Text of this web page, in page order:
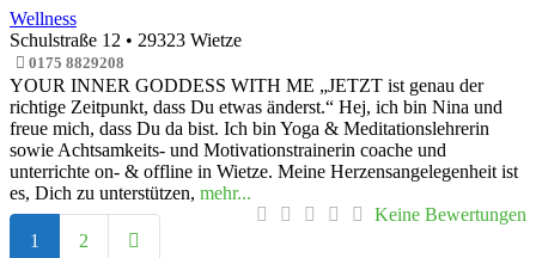
Wellness
Schulstraße 12 • 29323 Wietze
0175 8829208
YOUR INNER GODDESS WITH ME „JETZT ist genau der
richtige Zeitpunkt, dass Du etwas änderst.“ Hej, ich bin Nina und
freue mich, dass Du da bist. Ich bin Yoga & Meditationslehrerin
sowie Achtsamkeits- und Motivationstrainerin coache und
unterrichte on- & offline in Wietze. Meine Herzensangelegenheit ist
es, Dich zu unterstützen, mehr...
Keine Bewertungen
Posts navigation
1 2 Ältere Beiträge